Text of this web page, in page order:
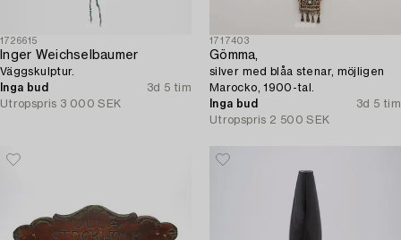
1726615
Inger Weichselbaumer
Väggskulptur.
Inga bud
3d 5 tim
Utropspris 3 000 SEK
1717403
Gömma,
silver med blåa stenar, möjligen
Marocko, 1900-tal.
Inga bud
3d 5 tim
Utropspris 2 500 SEK